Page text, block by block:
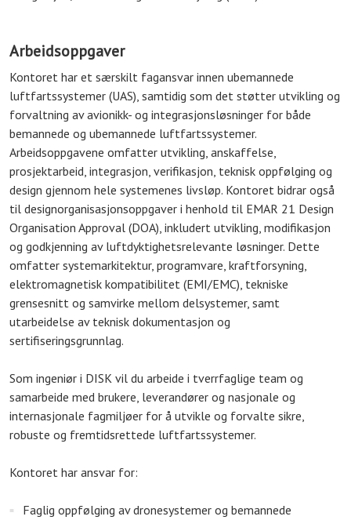
Arbeidsoppgaver
Kontoret har et særskilt fagansvar innen ubemannede
luftfartssystemer (UAS), samtidig som det støtter utvikling og
forvaltning av avionikk- og integrasjonsløsninger for både
bemannede og ubemannede luftfartssystemer.
Arbeidsoppgavene omfatter utvikling, anskaffelse,
prosjektarbeid, integrasjon, verifikasjon, teknisk oppfølging og
design gjennom hele systemenes livsløp. Kontoret bidrar også
til designorganisasjonsoppgaver i henhold til EMAR 21 Design
Organisation Approval (DOA), inkludert utvikling, modifikasjon
og godkjenning av luftdyktighetsrelevante løsninger. Dette
omfatter systemarkitektur, programvare, kraftforsyning,
elektromagnetisk kompatibilitet (EMI/EMC), tekniske
grensesnitt og samvirke mellom delsystemer, samt
utarbeidelse av teknisk dokumentasjon og
sertifiseringsgrunnlag.
Som ingeniør i DISK vil du arbeide i tverrfaglige team og
samarbeide med brukere, leverandører og nasjonale og
internasjonale fagmiljøer for å utvikle og forvalte sikre,
robuste og fremtidsrettede luftfartssystemer.
Kontoret har ansvar for:
Faglig oppfølging av dronesystemer og bemannede